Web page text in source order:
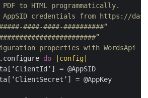
to HTML programmatically.
AppSID credentials from https://
####-####-##########”
properties with WordsApi
do
|config|
= @AppSID